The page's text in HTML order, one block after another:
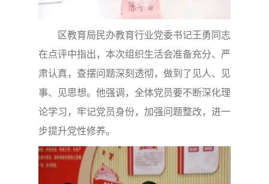
区教育局民办教育行业党委书记王勇同志
在点评中指出，本次组织生活会准备充分、严
肃认真，查摆问题深刻透彻，做到了见人、见
事、见思想。他强调，全体党员要不断深化理
论学习，牢记党员身份，加强问题整改，进一
步提升党性修养。